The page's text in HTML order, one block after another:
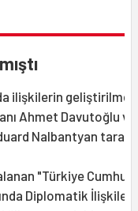
ilişkilerin
Ahmet Davutoğlu ve
Nalbantyan
"Türkiye
Diplomatik